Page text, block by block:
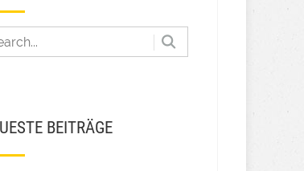
BEITRÄGE